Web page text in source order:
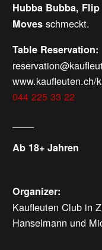
Hubba Bubba,
Moves schmeckt.
Table Reservation:
www.kaufleuten.ch/
044 225 33 22
Ab 18+ Jahren
Organizer:
Kaufleuten Club in
Hanselmann und